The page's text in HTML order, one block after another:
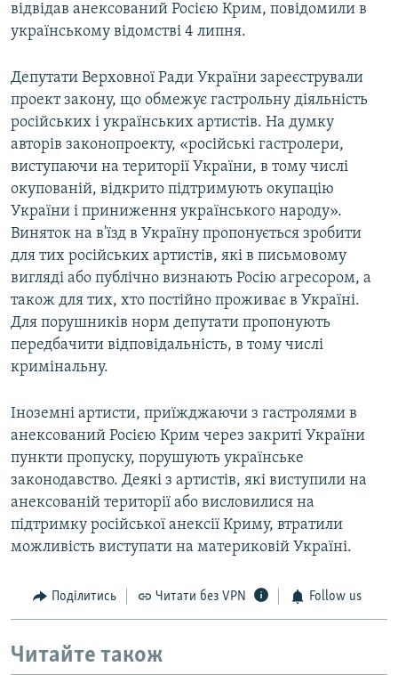
відвідав анексований Росією Крим, повідомили в
українському відомстві 4 липня.
Депутати Верховної Ради України зареєстрували
проект закону, що обмежує гастрольну діяльність
російських і українських артистів. На думку
авторів законопроекту, «російські гастролери,
виступаючи на території України, в тому числі
окупованій, відкрито підтримують окупацію
України і приниження українського народу».
Виняток на в'їзд в Україну пропонується зробити
для тих російських артистів, які в письмовому
вигляді або публічно визнають Росію агресором, а
також для тих, хто постійно проживає в Україні.
Для порушників норм депутати пропонують
передбачити відповідальність, в тому числі
кримінальну.
Іноземні артисти, приїжджаючи з гастролями в
анексований Росією Крим через закриті України
пункти пропуску, порушують українське
законодавство. Деякі з артистів, які виступили на
анексованій території або висловилися на
підтримку російської анексії Криму, втратили
можливість виступати на материковій Україні.
Поділитись Читати без VPN Follow us
Читайте також